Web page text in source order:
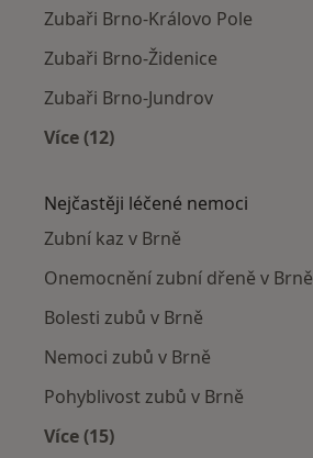
Zubaři Brno-Královo Pole
Zubaři Brno-Židenice
Zubaři Brno-Jundrov
Více (12)
Nejčastěji léčené nemoci
Zubní kaz v Brně
Onemocnění zubní dřeně v Brně
Bolesti zubů v Brně
Nemoci zubů v Brně
Pohyblivost zubů v Brně
Více (15)